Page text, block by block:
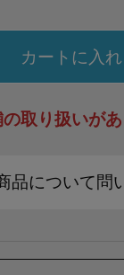
カートに入
の取り扱いが
品について問